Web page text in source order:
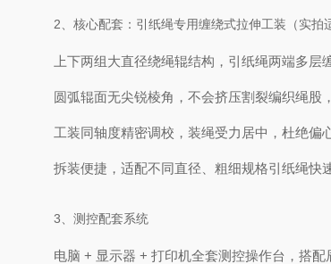
2、核心配套：引纸绳专用缠绕式拉伸工装（实拍
上下两组大直径绕绳辊结构，引纸绳两端多
圆弧辊面无尖锐棱角，不会挤压割裂编织绳股
工装同轴度精密调校，装绳受力居中，杜绝偏
拆装便捷，适配不同直径、粗细规格引纸绳快
3、测控配套系统
电脑 + 显示器 + 打印机全套测控操作台，搭